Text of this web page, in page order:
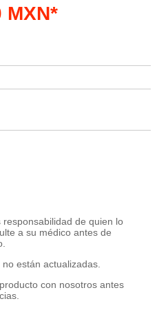
MXN*
de quien lo
a su médico antes de
están actualizadas.
con nosotros antes